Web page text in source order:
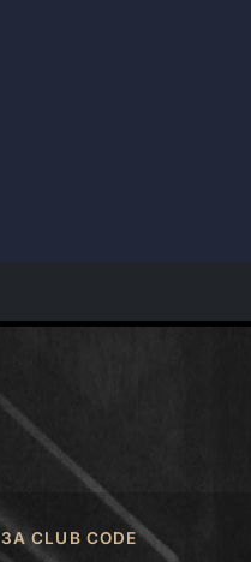
ЗА CLUB CODE